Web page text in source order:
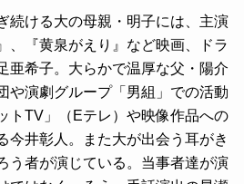
続ける大の母親・明子には、主演
、『黄泉がえり』など映画、ドラ
亜希子。大らかで温厚な父・陽介
や演劇グループ「男組」での活動
トTV」（Eテレ）や映像作品への
今井彰人。また大が出会う耳がき
う者が演じている。当事者達が演